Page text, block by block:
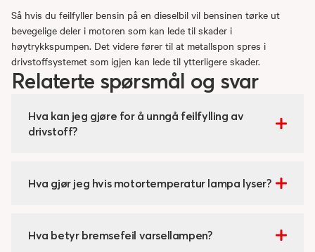
Så hvis du feilfyller bensin på en dieselbil vil bensinen tørke ut
bevegelige deler i motoren som kan lede til skader i
høytrykkspumpen. Det videre fører til at metallspon spres i
drivstoffsystemet som igjen kan lede til ytterligere skader.
Relaterte spørsmål og svar
Hva kan jeg gjøre for å unngå feilfylling av
drivstoff?
Hva gjør jeg hvis motortemperatur lampa lyser?
Hva betyr bremsefeil varsellampen?